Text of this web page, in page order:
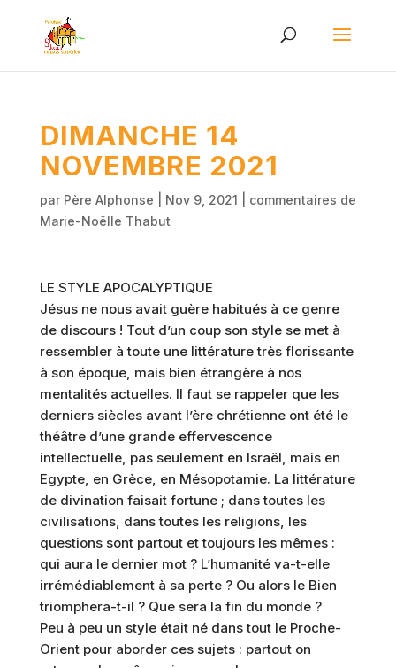
DIMANCHE 14
NOVEMBRE 2021
par Père Alphonse Nov 9, 2021
commentaires de
Marie-Noëlle Thabut
LE STYLE APOCALYPTIQUE
Jésus ne nous avait guère habitués à ce genre
de discours ! Tout d’un coup son style se met à
ressembler à toute une littérature très florissante
à son époque, mais bien étrangère à nos
mentalités actuelles. Il faut se rappeler que les
derniers siècles avant l’ère chrétienne ont été le
théâtre d’une grande effervescence
intellectuelle, pas seulement en Israël, mais en
Egypte, en Grèce, en Mésopotamie. La littérature
de divination faisait fortune ; dans toutes les
civilisations, dans toutes les religions, les
questions sont partout et toujours les mêmes :
qui aura le dernier mot ? L’humanité va-t-elle
irrémédiablement à sa perte ? Ou alors le Bien
triomphera-t-il ? Que sera la fin du monde ?
Peu à peu un style était né dans tout le Proche-
Orient pour aborder ces sujets : partout on